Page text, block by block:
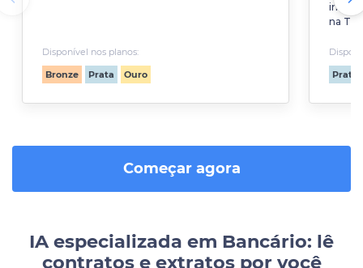
Disponível nos planos:
Bronze
Prata Ouro
na
Prata
Começar agora
IA especializada em Bancário: lê
contratos e extratos por você